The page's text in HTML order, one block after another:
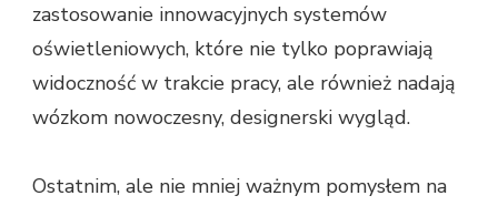
zastosowanie innowacyjnych systemów
oświetleniowych, które nie tylko poprawiają
widoczność w trakcie pracy, ale również nadają
wózkom nowoczesny, designerski wygląd.
Ostatnim, ale nie mniej ważnym pomysłem na